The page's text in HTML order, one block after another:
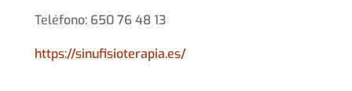
Teléfono: 650 76 48 13
https://sinufisioterapia.es/